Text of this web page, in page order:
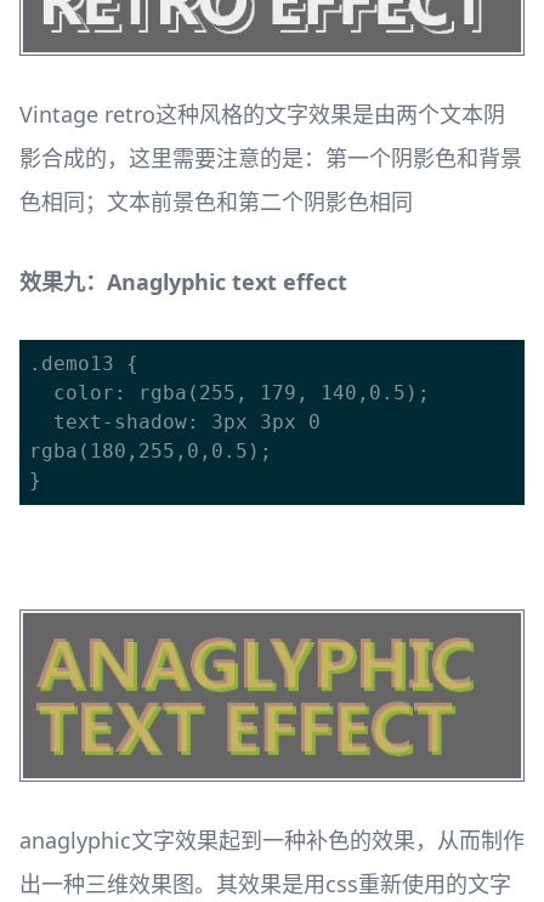
Vintage retro这种风格的文字效果是由两个文本阴
影合成的，这里需要注意的是：第一个阴影色和背景
色相同；文本前景色和第二个阴影色相同
效果九：Anaglyphic text effect
.demo13 {
rgba(180,255,0,0.5);
anaglyphic文字效果起到一种补色的效果，从而制作
出一种三维效果图。其效果是用css重新使用的文字